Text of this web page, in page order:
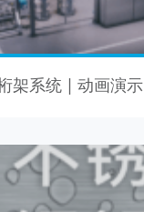
架系统 | 动画演示